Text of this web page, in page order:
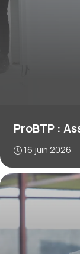
ProBTP :
16 juin 2026